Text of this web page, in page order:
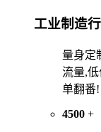
工业制造
量身定
流量,
单翻番!
4500 +